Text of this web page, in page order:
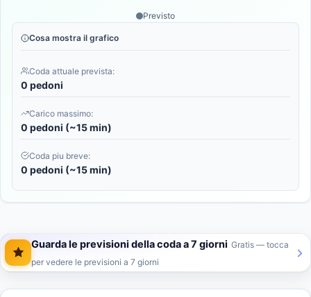
Previsto
Cosa mostra il grafico
Coda attuale prevista:
0 pedoni
Carico massimo:
0 pedoni (~15 min)
Coda piu breve:
0 pedoni (~15 min)
Guarda le previsioni della coda a 7 giorni Gratis — tocca
per vedere le previsioni a 7 giorni